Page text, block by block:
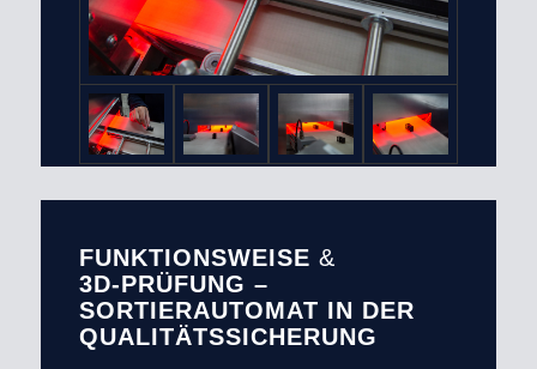
FUNKTIONSWEISE &
3D‑PRÜFUNG –
SORTIERAUTOMAT IN DER
QUALITÄTSSICHERUNG